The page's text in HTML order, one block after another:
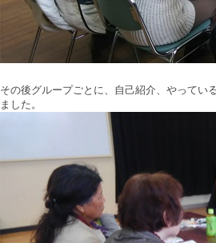
その後グループごとに、自己紹介、やってい
ました。